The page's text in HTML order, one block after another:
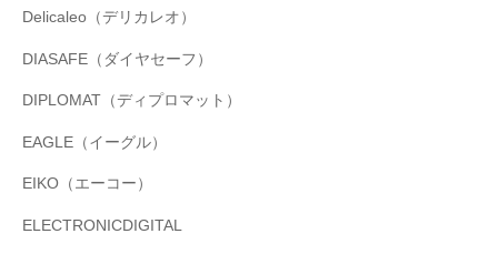
Delicaleo（デリカレオ）
DIASAFE（ダイヤセーフ）
DIPLOMAT（ディプロマット）
EAGLE（イーグル）
EIKO（エーコー）
ELECTRONICDIGITAL